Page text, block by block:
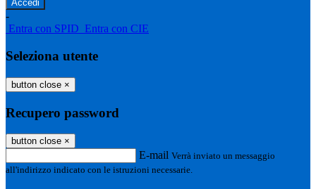
-
Entra con SPID Entra con CIE
Seleziona utente
button close ×
Recupero password
button close ×
E-mail Verrà inviato un messaggio
all'indirizzo indicato con le istruzioni necessarie.